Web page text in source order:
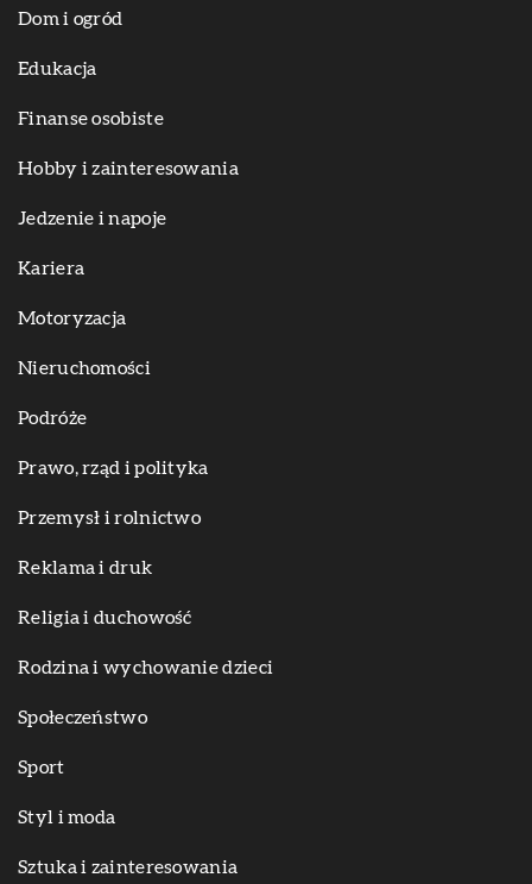
Dom i ogród
Edukacja
Finanse osobiste
Hobby i zainteresowania
Jedzenie i napoje
Kariera
Motoryzacja
Nieruchomości
Podróże
Prawo, rząd i polityka
Przemysł i rolnictwo
Reklama i druk
Religia i duchowość
Rodzina i wychowanie dzieci
Społeczeństwo
Sport
Styl i moda
Sztuka i zainteresowania